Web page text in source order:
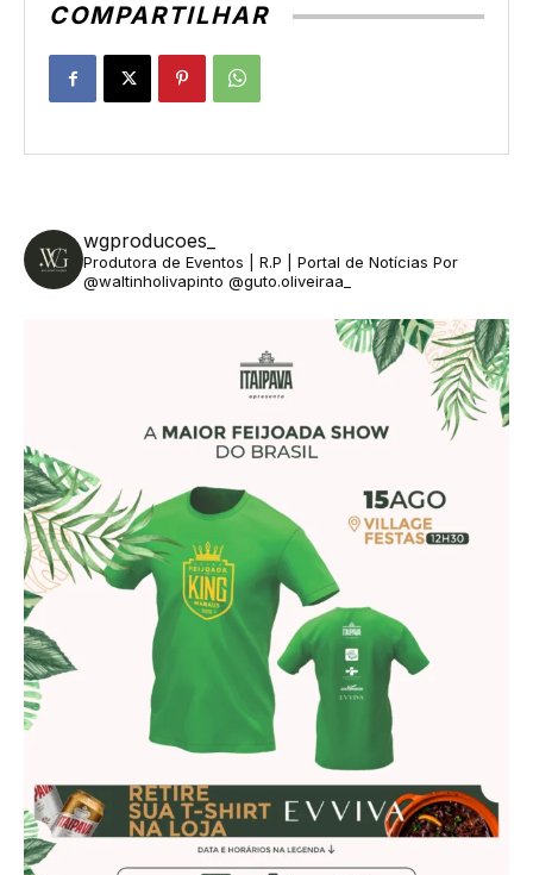
COMPARTILHAR
wgproducoes_
Produtora de Eventos | R.P | Portal de Notícias Por
@waltinholivapinto @guto.oliveiraa_